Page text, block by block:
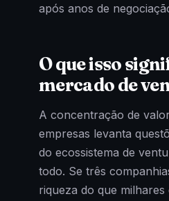
após anos de
O que isso
mercado de
A concentração de
empresas levanta
do ecossistema de
todo. Se três
riqueza do que